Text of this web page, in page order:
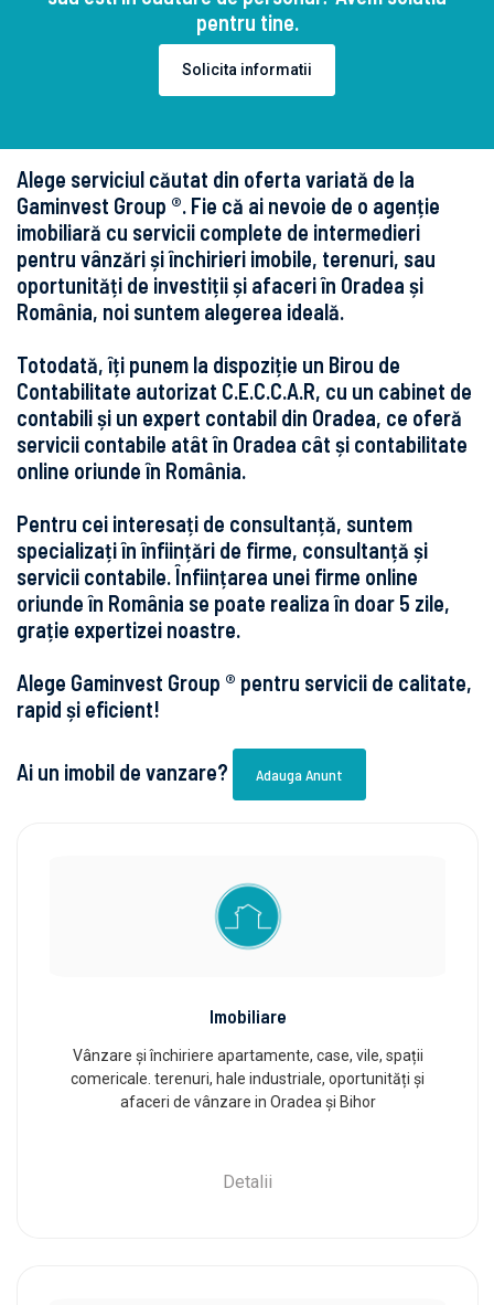
pentru tine.
Solicita informatii
Alege serviciul căutat din oferta variată de la
Gaminvest Group ®. Fie că ai nevoie de o agenție
imobiliară cu servicii complete de intermedieri
pentru vânzări și închirieri imobile, terenuri, sau
oportunități de investiții și afaceri în Oradea și
România, noi suntem alegerea ideală.
Totodată, îți punem la dispoziție un Birou de
Contabilitate autorizat C.E.C.C.A.R, cu un cabinet de
contabili și un expert contabil din Oradea, ce oferă
servicii contabile atât în Oradea cât și contabilitate
online oriunde în România.
Pentru cei interesați de consultanță, suntem
specializați în înființări de firme, consultanță și
servicii contabile. Înființarea unei firme online
oriunde în România se poate realiza în doar 5 zile,
grație expertizei noastre.
Alege Gaminvest Group ® pentru servicii de calitate,
rapid și eficient!
Ai un imobil de vanzare? Adauga Anunt
Imobiliare
Vânzare și închiriere apartamente, case, vile, spații
comericale. terenuri, hale industriale, oportunități și
afaceri de vânzare in Oradea și Bihor
Detalii